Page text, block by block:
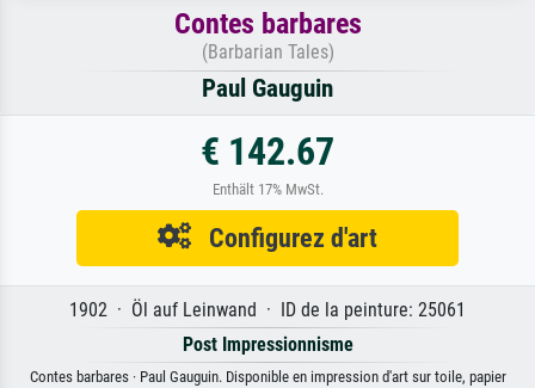
Contes barbares
(Barbarian Tales)
Paul Gauguin
€ 142.67
Enthält 17% MwSt.
Configurez d'art
1902 · Öl auf Leinwand · ID de la peinture: 25061
Post Impressionnisme
Contes barbares · Paul Gauguin. Disponible en impression d'art sur toile, papier